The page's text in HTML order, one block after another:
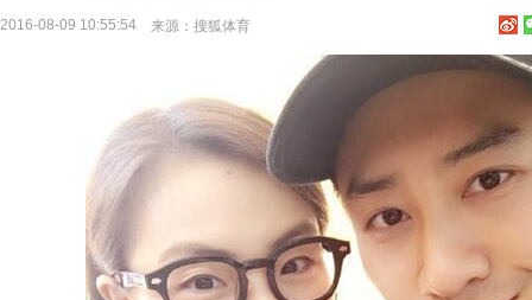
2016-08-09 10:55:54 来源： 搜狐体育